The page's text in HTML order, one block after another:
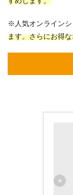
※人気オンラインシ
ます。さらにお得な